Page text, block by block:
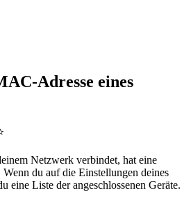
Adresse eines
Netzwerk verbindet, hat eine
du auf die Einstellungen deines
eine Liste der angeschlossenen Geräte.